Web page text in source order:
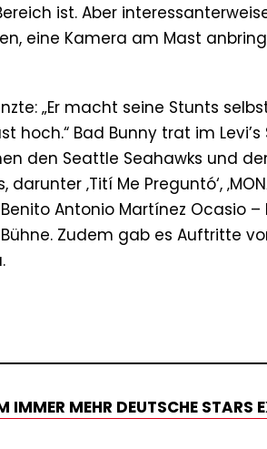
ist. Aber
eine Kamera am Mast
„Er macht seine Stunts
hoch.“ Bad Bunny trat im
den Seattle Seahawks und
‚Tití Me Preguntó‘,
Antonio Martínez Ocasio
Zudem gab es Auftritte
MEHR DEUTSCHE STARS